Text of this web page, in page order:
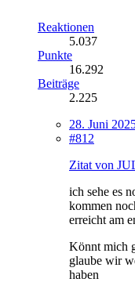
Reaktionen
5.037
Punkte
16.292
Beiträge
2.225
28. Juni
#812
Zitat von
ich sehe es
kommen
erreicht am
Könnt mich
glaube wir
haben